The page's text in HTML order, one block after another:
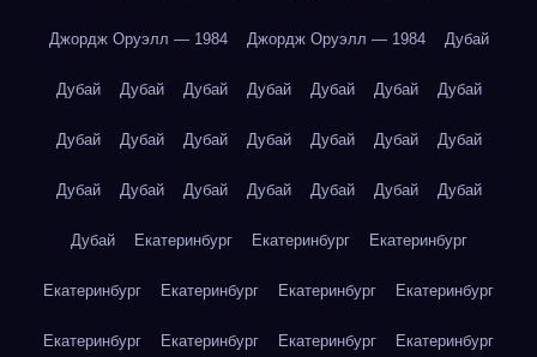
Джордж Оруэлл — 1984 Джордж Оруэлл — 1984 Дубай
Дубай Дубай Дубай Дубай Дубай Дубай Дубай
Дубай Дубай Дубай Дубай Дубай Дубай Дубай
Дубай Дубай Дубай Дубай Дубай Дубай Дубай
Дубай Екатеринбург Екатеринбург Екатеринбург
Екатеринбург Екатеринбург Екатеринбург Екатеринбург
Екатеринбург Екатеринбург Екатеринбург Екатеринбург